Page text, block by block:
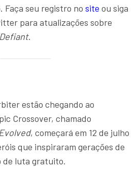
Faça seu registro no site ou siga
para atualizações sobre
.
estão chegando ao
Crossover, chamado
, começará em 12 de julho
que inspiraram gerações de
de luta gratuito.